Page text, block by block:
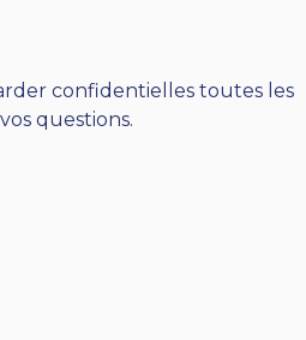
confidentielles toutes les
questions.